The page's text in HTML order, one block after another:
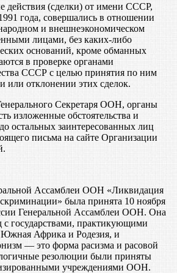
действия (сделки) от имени СССР,
года, совершались в отношении
и внешнеэкономическом
лицами, без каких-либо
оснований, кроме обманных
в проверке органами
СССР с целью принятия по ним
или отклонении этих сделок.
Секретаря ООН, органы
изложенные обстоятельства и
остальных заинтересованных лиц
письма на сайте Организации
Ассамблеи ООН «Ликвидация
была принята 10 ноября
Генеральной Ассамблеи ООН. Она
с государствами, практикующими
Южная Африка и Родезия, и
— это форма расизма и расовой
резолюции были приняты
учреждениями ООН.